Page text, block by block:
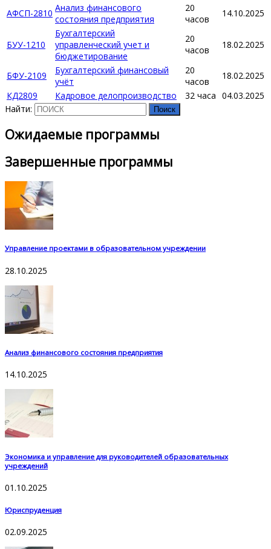
АФСП-2810 Анализ финансового
состояния предприятия
20
часов
14.10.2025
БУУ-1210
Бухгалтерский
управленческий учет и
бюджетирование
20
часов
18.02.2025
БФУ-2109
Бухгалтерский финансовый
учёт
20
часов
18.02.2025
КД2809
Кадровое делопроизводство 32 часа 04.03.2025
Найти:
Ожидаемые программы
Завершенные программы
Управление проектами в образовательном учреждении
28.10.2025
Анализ финансового состояния предприятия
14.10.2025
Экономика и управление для руководителей образовательных
учреждений
01.10.2025
Юриспруденция
02.09.2025